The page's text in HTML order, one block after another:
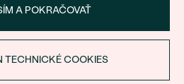
A POKRAČOVAŤ
TECHNICKÉ COOKIES